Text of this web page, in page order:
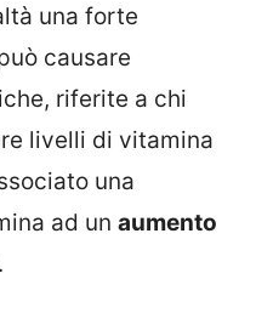
una forte
causare
riferite a chi
livelli di vitamina
una
ad un aumento
.